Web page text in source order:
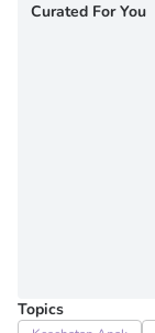
Curated For You
Topics